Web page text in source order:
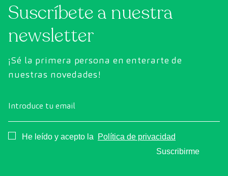
Suscríbete a nuestra
newsletter
¡Sé la primera persona en enterarte de
nuestras novedades!
Introduce tu email
Consentimiento
He leído y acepto la
Política de privacidad
Suscribirme